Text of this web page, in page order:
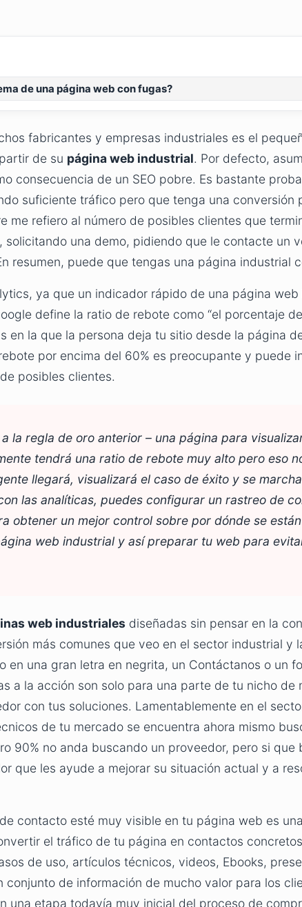
de una página web con fugas?
fabricantes y empresas industriales es el
de su página web industrial. Por defecto,
consecuencia de un SEO pobre. Es bastante
suficiente tráfico pero que tenga una conversión
me refiero al número de posibles clientes que
una demo, pidiendo que le contacte un
resumen, puede que tengas una página industrial
ya que un indicador rápido de una página web
define la ratio de rebote como “el porcentaje
en la que la persona deja tu sitio desde la página
por encima del 60% es preocupante y puede
posibles clientes.
la regla de oro anterior – una página para
tendrá una ratio de rebote muy alto pero eso
llegará, visualizará el caso de éxito y se
las analíticas, puedes configurar un rastreo de
obtener un mejor control sobre por dónde se
web industrial y así preparar tu web para
web industriales diseñadas sin pensar en la
más comunes que veo en el sector industrial y
en una gran letra en negrita, un Contáctanos o un
a la acción son solo para una parte de tu nicho de
con tus soluciones. Lamentablemente en el
de tu mercado se encuentra ahora mismo
90% no anda buscando un proveedor, pero si que
que les ayude a mejorar su situación actual y a
contacto esté muy visible en tu página web es
el tráfico de tu página en contactos
de uso, artículos técnicos, videos, Ebooks,
de información de mucho valor para los
una etapa todavía muy inicial del proceso de